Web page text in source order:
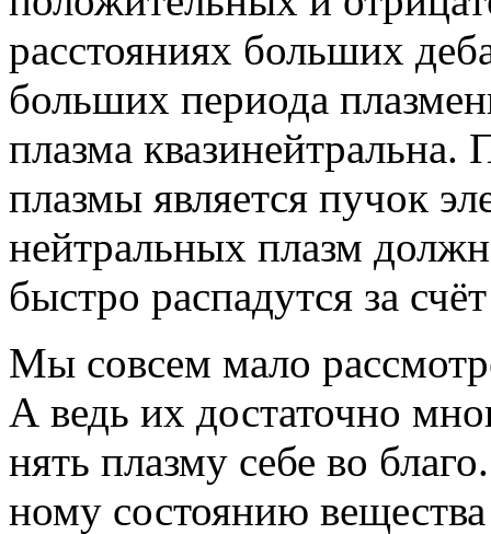
расстояниях больших
больших периода
плазма
плазмы является пучок
нейтральных плазм
быстро распадутся за
Мы совсем мало
А ведь их достаточно
нять плазму себе во
ному состо­я­нию